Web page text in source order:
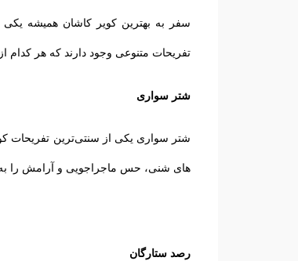
سفر به بهترین کویر کاشان همیشه
تفریحات متنوعی وجود دارند که هر کدام از
شتر سواری
شتر سواری یکی از سنتی‌ترین تفریحات
های شنی، حس ماجراجویی و آرامش را
رصد ستارگان